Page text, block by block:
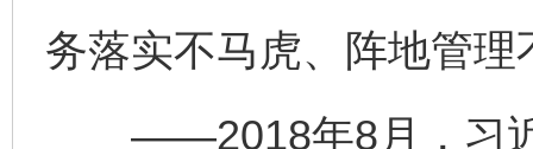
务落实不马虎、阵地管
——2018年8月，习近